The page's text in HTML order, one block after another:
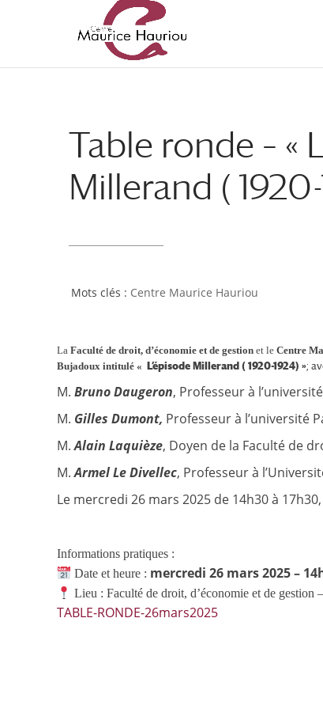
Table ronde – «
Millerand ( 1920-
Centre Maurice Hauriou
La Faculté de droit, d’économie et de gestion et le Centre
Bujadoux intitulé «
L’épisode Millerand ( 1920-1924) »;
M. Bruno Daugeron, Professeur à
M. Gilles Dumont, Professeur à l’université
M.Alain Laquièze, Doyen de la Faculté de
M.Armel Le Divellec, Professeur à
Le mercredi 26 mars 2025 de 14h30 à
Informations pratiques :
Date et heure : mercredi 26 mars 2025 –
Lieu : Faculté de droit, d’économie et de gestion
TABLE-RONDE-26mars2025